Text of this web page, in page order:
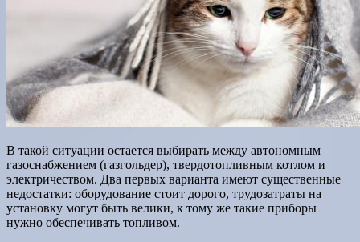
В такой ситуации остается выбирать между автономным
газоснабжением (газгольдер), твердотопливным котлом и
электричеством. Два первых варианта имеют существенные
недостатки: оборудование стоит дорого, трудозатраты на
установку могут быть велики, к тому же такие приборы
нужно обеспечивать топливом.